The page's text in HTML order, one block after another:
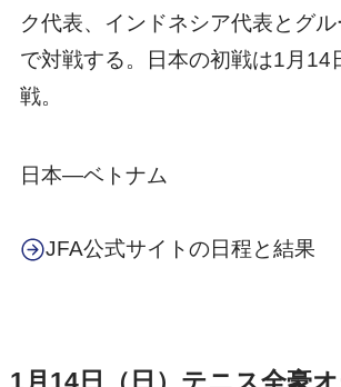
ク代表、インドネシア代表とグ
で対戦する。日本の初戦は1月14
戦。
日本―ベトナム
JFA公式サイトの日程と結果